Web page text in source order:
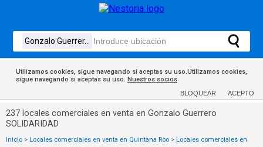
Utilizamos cookies, sigue navegando si aceptas su uso.Utilizamos cookies,
sigue navegando si aceptas su uso. Nuestros socios
BLOQUEAR ACEPTO
237 locales comerciales en venta en Gonzalo Guerrero
SOLIDARIDAD
Inicio > Locales comerciales en venta en Quintana Roo > Locales comerciales en